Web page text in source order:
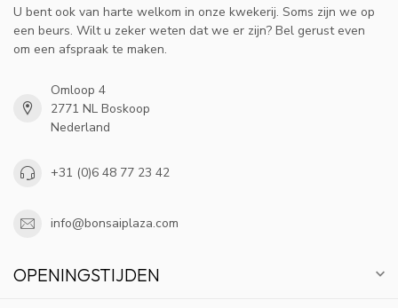
U bent ook van harte welkom in onze kwekerij. Soms zijn we op
een beurs. Wilt u zeker weten dat we er zijn? Bel gerust even
om een afspraak te maken.
Omloop 4
2771 NL Boskoop
Nederland
+31 (0)6 48 77 23 42
info@bonsaiplaza.com
OPENINGSTIJDEN